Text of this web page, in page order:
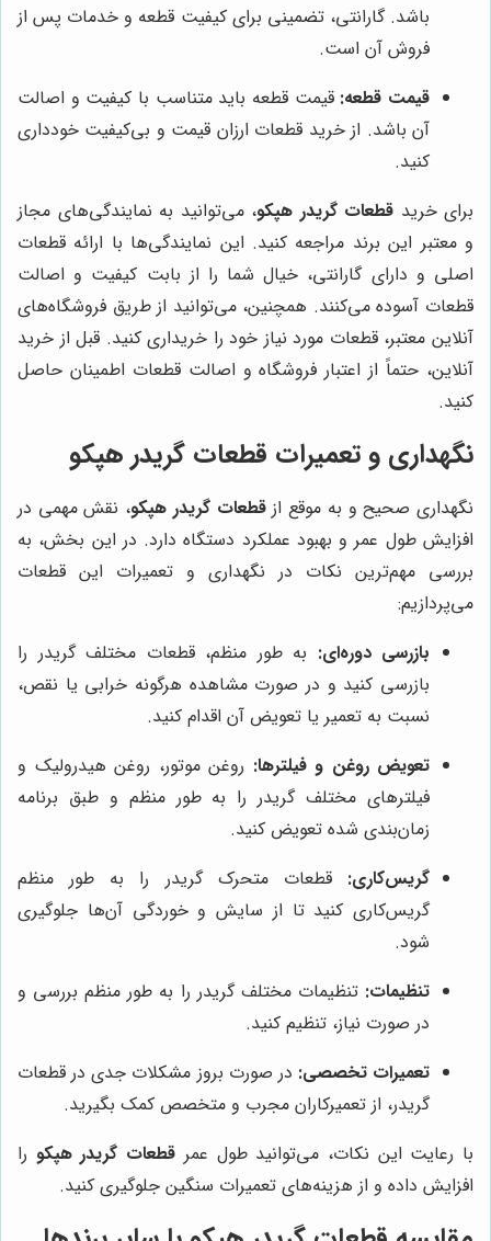
باشد. گارانتی، تضمینی برای کیفیت قطعه و خدمات پس از
فروش آن است.
قیمت قطعه: قیمت قطعه باید متناسب با کیفیت و اصالت
آن باشد. از خرید قطعات ارزان قیمت و بی‌کیفیت خودداری
کنید.
برای خرید قطعات گریدر هپکو، می‌توانید به نمایندگی‌های مجاز
و معتبر این برند مراجعه کنید. این نمایندگی‌ها با ارائه قطعات
اصلی و دارای گارانتی، خیال شما را از بابت کیفیت و اصالت
قطعات آسوده می‌کنند. همچنین، می‌توانید از طریق فروشگاه‌های
آنلاین معتبر، قطعات مورد نیاز خود را خریداری کنید. قبل از خرید
آنلاین، حتماً از اعتبار فروشگاه و اصالت قطعات اطمینان حاصل
کنید.
نگهداری و تعمیرات قطعات گریدر هپکو
نگهداری صحیح و به موقع ازقطعات گریدر هپکو، نقش مهمی در
افزایش طول عمر و بهبود عملکرد دستگاه دارد. در این بخش، به
بررسی مهم‌ترین نکات در نگهداری و تعمیرات این قطعات
می‌پردازیم:
بازرسی دوره‌ای: به طور منظم، قطعات مختلف گریدر را
بازرسی کنید و در صورت مشاهده هرگونه خرابی یا نقص،
نسبت به تعمیر یا تعویض آن اقدام کنید.
تعویض روغن و فیلترها: روغن موتور، روغن هیدرولیک و
فیلترهای مختلف گریدر را به طور منظم و طبق برنامه
زمان‌بندی شده تعویض کنید.
گریس‌کاری: قطعات متحرک گریدر را به طور منظم
گریس‌کاری کنید تا از سایش و خوردگی آن‌ها جلوگیری
شود.
تنظیمات: تنظیمات مختلف گریدر را به طور منظم بررسی و
در صورت نیاز، تنظیم کنید.
تعمیرات تخصصی: در صورت بروز مشکلات جدی در قطعات
گریدر، از تعمیرکاران مجرب و متخصص کمک بگیرید.
با رعایت این نکات، می‌توانید طول عمر قطعات گریدر هپکو را
افزایش داده و از هزینه‌های تعمیرات سنگین جلوگیری کنید.